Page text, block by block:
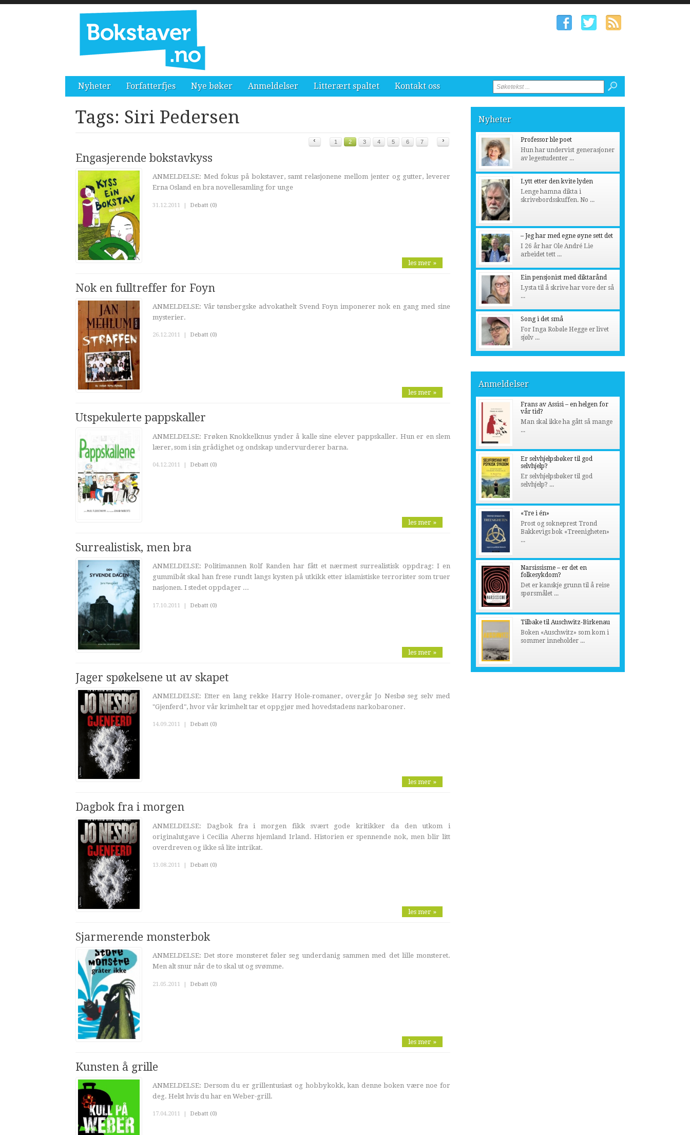
Nyheter Forfatterfjes Nye bøker Anmeldelser Litterært spaltet Kontakt oss
Tags: Siri Pedersen
‹ 1 2 3 4 5 6 7 ›
Engasjerende bokstavkyss
ANMELDELSE: Med fokus på bokstaver, samt relasjonene mellom jenter og gutter, leverer
Erna Osland en bra novellesamling for unge
31.12.2011 | Debatt (0)
les mer »
Nok en fulltreffer for Foyn
ANMELDELSE: Vår tønsbergske advokathelt Svend Foyn imponerer nok en gang med sine
mysterier.
26.12.2011 Debatt (0)
les mer »
Utspekulerte pappskaller
ANMELDELSE: Frøken Knokkelknus ynder å kalle sine elever pappskaller. Hun er en slem
lærer, som i sin grådighet og ondskap undervurderer barna.
04.12.2011 | Debatt (0)
les mer »
Surrealistisk, men bra
ANMELDELSE: Politimannen Rolf Randen har fått et nærmest surrealistisk oppdrag: I en
gummibåt skal han frese rundt langs kysten på utkikk etter islamistiske terrorister som truer
nasjonen. I stedet oppdager ...
17.10.2011 | Debatt (0)
les mer »
Jager spøkelsene ut av skapet
ANMELDELSE: Etter en lang rekke Harry Hole-romaner, overgår Jo Nesbø seg selv med
"Gjenferd", hvor vår krimhelt tar et oppgjør med hovedstadens narkobaroner.
14.09.2011 Debatt (0)
les mer »
Dagbok fra i morgen
ANMELDELSE: Dagbok fra i morgen fikk svært gode kritikker da den utkom i
originalutgave i Cecilia Aherns hjemland Irland. Historien er spennende nok, men blir litt
overdreven og ikke så lite intrikat.
13.08.2011 | Debatt (0)
les mer »
Sjarmerende monsterbok
ANMELDELSE: Det store monsteret føler seg underdanig sammen med det lille monsteret.
Men alt snur når de to skal ut og svømme.
21.05.2011 | Debatt (0)
les mer »
Kunsten å grille
ANMELDELSE: Dersom du er grillentusiast og hobbykokk, kan denne boken være noe for
deg. Helst hvis du har en Weber-grill.
17.04.2011 Debatt (0)
Nyheter
Professor ble poet
Hun har undervist generasjoner
av legestudenter ...
Lytt etter den kvite lyden
Lenge hamna dikta i
skrivebordsskuffen. No ...
– Jeg har med egne øyne sett det
I 26 år har Ole André Lie
arbeidet tett ...
Ein pensjonist med diktarånd
Lysta til å skrive har vore der så
...
Song i det små
For Inga Robøle Hegge er livet
sjølv ...
Anmeldelser
Frans av Assisi – en helgen for
vår tid?
Man skal ikke ha gått så mange
...
Er selvhjelpsbøker til god
selvhjelp?
Er selvhjelpsbøker til god
selvhjelp? ...
«Tre i én»
Prost og sokneprest Trond
Bakkevigs bok «Treenigheten»
...
Narsissisme – er det en
folkesykdom?
Det er kanskje grunn til å reise
spørsmålet ...
Tilbake til Auschwitz-Birkenau
Boken «Auschwitz» som kom i
sommer inneholder ...